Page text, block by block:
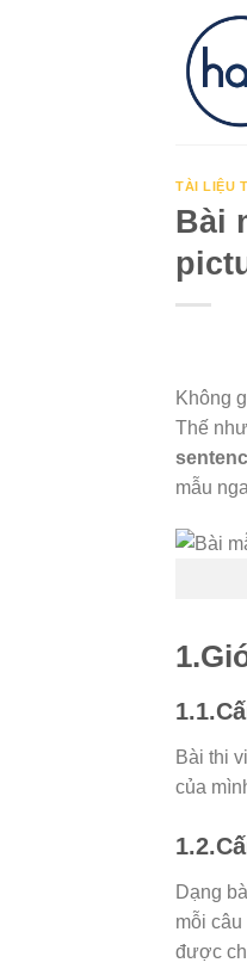
TÀI LIỆU
Bài
Không
Thế
mẫu
Bài thi
của
Dạng
mỗi
được